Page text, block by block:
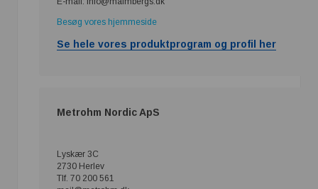
Besøg vores hjemmeside
Se hele vores produktprogram og profil her
Metrohm Nordic ApS
Lyskær 3C
2730 Herlev
Tlf. 70 200 561